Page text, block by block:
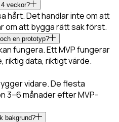
veckor?
hårt. Det handlar inte om att
om att bygga rätt sak först.
en prototyp?
fungera. Ett MVP fungerar
riktig data, riktigt värde.
vidare. De flesta
3–6 månader efter MVP-
bakgrund?